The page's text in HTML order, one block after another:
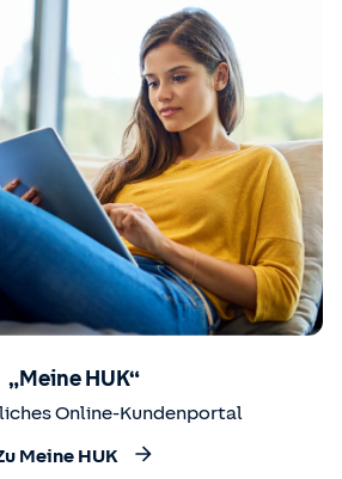
„Meine HUK“
Online-Kundenportal
Meine HUK